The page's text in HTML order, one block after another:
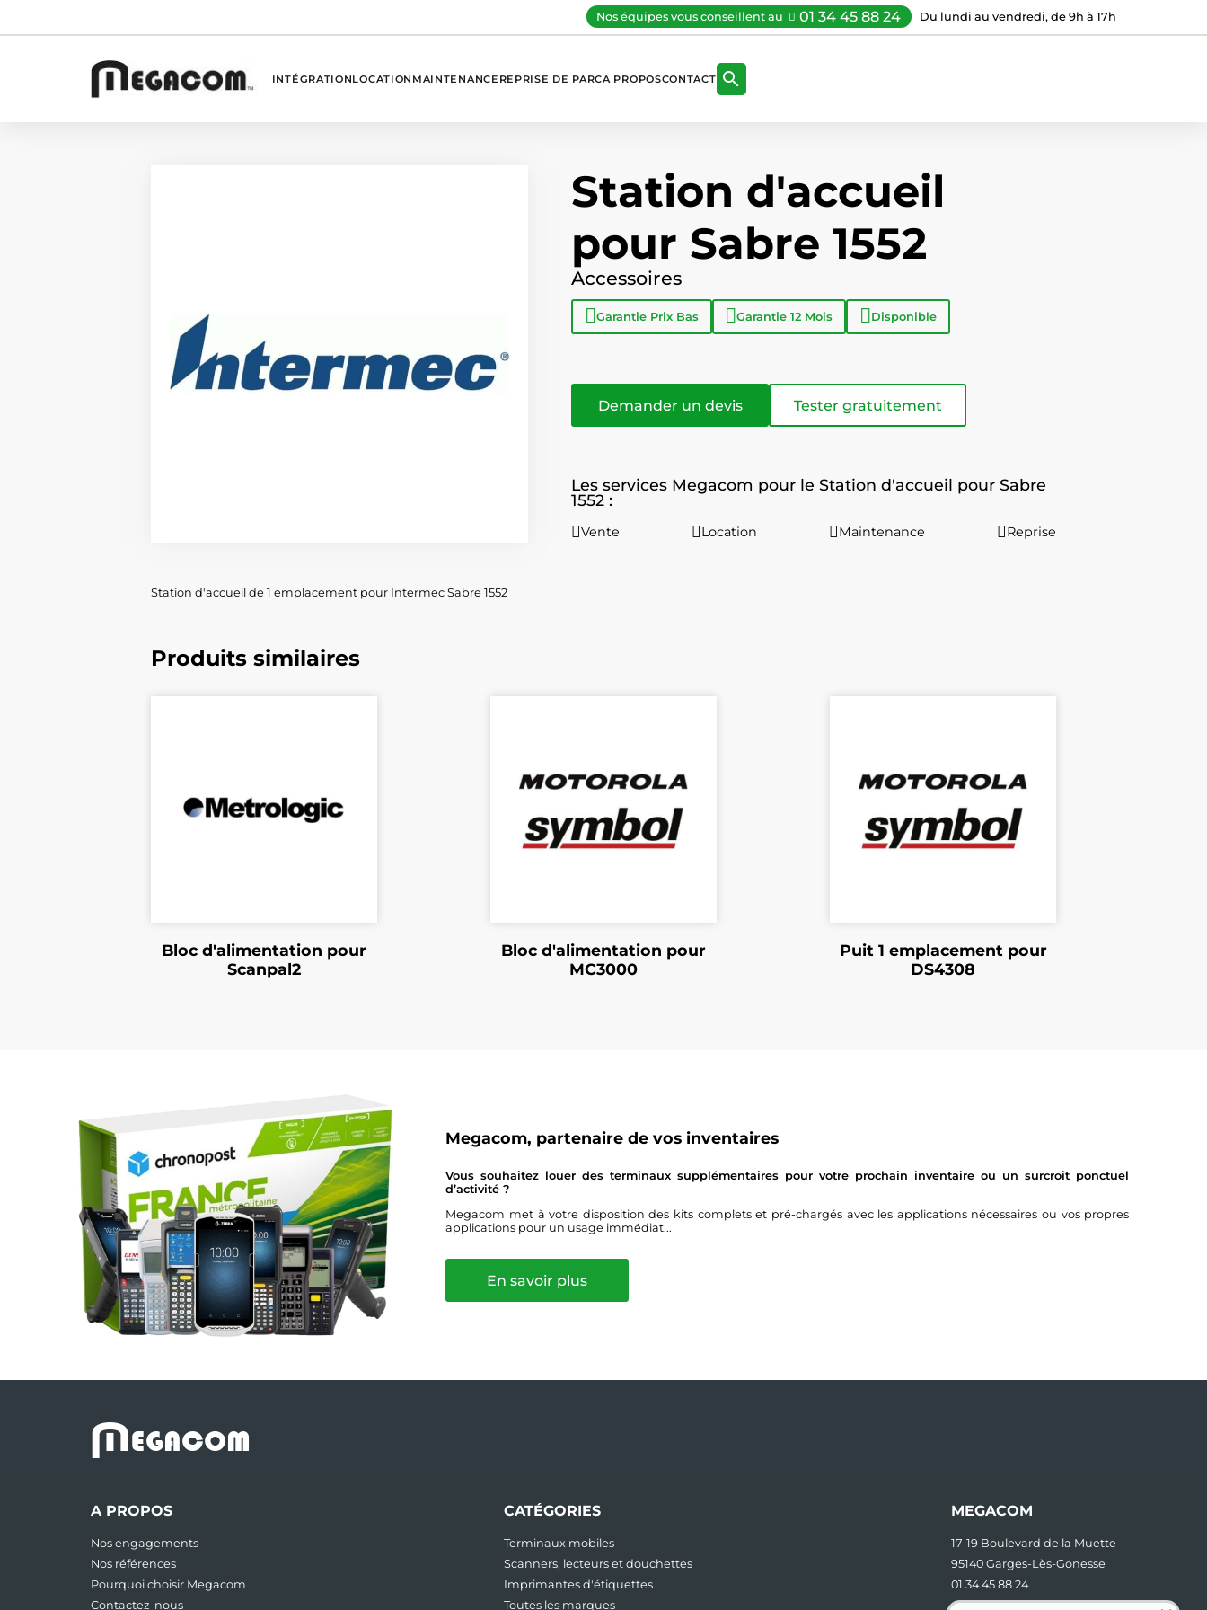
Nos équipes vous conseillent au 01 34 45 88 24 Du lundi au vendredi, de 9h à 17h
INTÉGRATIONLOCATION MAINTENANCE REPRISE DE PARCA PROPOSCONTACT 
Station d'accueil
pour Sabre 1552
Accessoires
Garantie Prix Bas Garantie 12 Mois Disponible
Demander un devis Tester gratuitement
Les services Megacom pour le Station d'accueil pour Sabre
1552 :
Vente Location Maintenance Reprise
Station d'accueil de 1 emplacement pour Intermec Sabre 1552
Produits similaires
Bloc d'alimentation pour
Scanpal2
Bloc d'alimentation pour
MC3000
Puit 1 emplacement pour
DS4308
Megacom, partenaire de vos inventaires
Vous souhaitez louer des terminaux supplémentaires pour votre prochain inventaire ou un surcroît ponctuel
d’activité ?
Megacom met à votre disposition des kits complets et pré-chargés avec les applications nécessaires ou vos propres
applications pour un usage immédiat...
En savoir plus
MEGACOM
A PROPOS
Nos engagements
Nos références
Pourquoi choisir Megacom
Contactez-nous
CATÉGORIES
Terminaux mobiles
Scanners, lecteurs et douchettes
Imprimantes d'étiquettes
Toutes les marques
MEGACOM
17-19 Boulevard de la Muette
95140 Garges-Lès-Gonesse
01 34 45 88 24
contact [at] megacom.fr